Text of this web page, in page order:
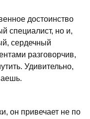
достоинство
специалист, но и,
сердечный
разговорчив,
Удивительно,
он привечает не по